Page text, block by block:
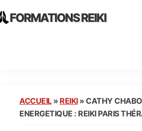
to
to FORMATIONS REIKI
France
ACCUEIL» REIKI» CATHY
ENERGETIQUE : REIKI PARIS